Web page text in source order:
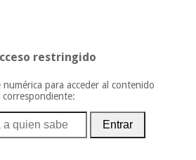
restringido
para acceder al contenido
correspondiente:
Entrar